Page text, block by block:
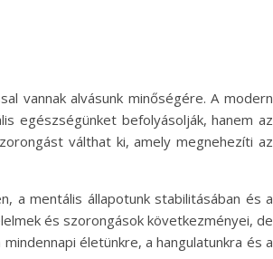
vannak alvásunk minőségére. A modern
egészségünket befolyásolják, hanem az
válthat ki, amely megnehezíti az
a mentális állapotunk stabilitásában és a
és szorongások következményei, de
életünkre, a hangulatunkra és a